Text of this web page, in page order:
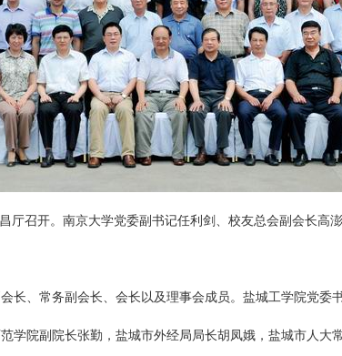
召开。南京大学党委副书记任利剑、校友总会副会长高
、常务副会长、会长以及理事会成员。盐城工学院党委
学院副院长张勤，盐城市外经局局长胡凤娥，盐城市人